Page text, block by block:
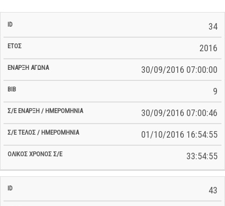
Αγώνα
Ημερομηνία
34
2016
30/09/2016 07:00:00
9
30/09/2016 07:00:46
01/10/2016 16:54:55
33:54:55
43